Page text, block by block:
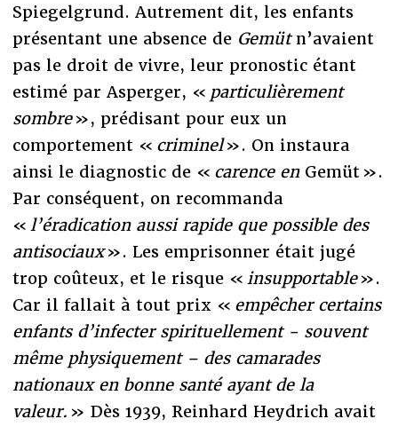
Spiegelgrund. Autrement dit, les enfants
présentant une absence de Gemütn’avaient
pas le droit de vivre, leur pronostic étant
estimé par Asperger, « particulièrement
sombre», prédisant pour eux un
comportement « criminel». On instaura
ainsi le diagnostic de « carence en Gemüt ».
Par conséquent, on recommanda
« l’éradication aussi rapide que possible des
antisociaux». Les emprisonner était jugé
trop coûteux, et le risque « insupportable».
Car il fallait à tout prix « empêcher certains
enfants d’infecter spirituellement - souvent
même physiquement – des camarades
nationaux en bonne santé ayant de la
valeur. » Dès 1939, Reinhard Heydrich avait